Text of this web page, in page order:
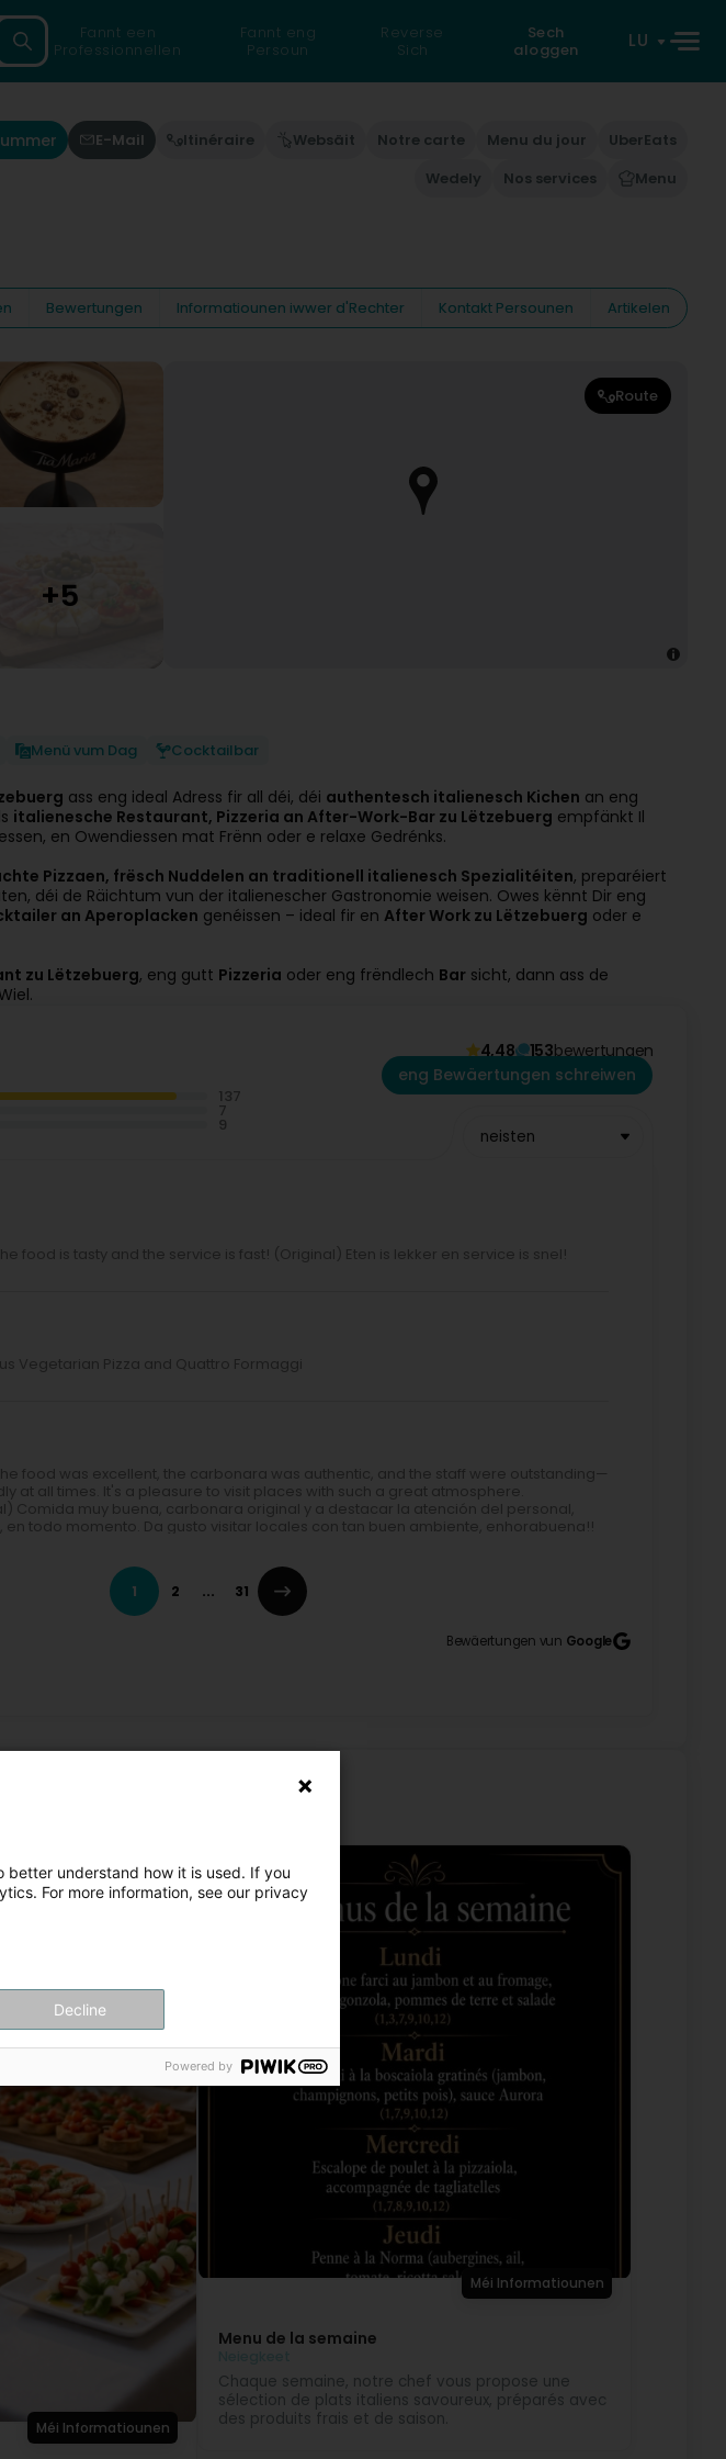
Fannt een
Professionnellen
Fannt eng
Persoun
Reverse
Sich
Sech
aloggen
LU
E-Mail Itinéraire Websäit Notre carte Menu du jour
UberEats
Wedely
Nos services Menu
Bewertungen Informatiounen iwwer d'Rechter Kontakt Persounen
Artikelen
Route
Menü vum Dag Cocktailbar
ass eng ideal Adress fir all déi, déi authentesch italienesch Kichen an eng
italienesche Restaurant, Pizzeria an After-Work-Bar zu Lëtzebuerg empfänkt Il
en Owendiessen mat Frënn oder e relaxe Gedrénks.
Pizzaen, frësch Nuddelen an traditionell italienesch Spezialitéiten, preparéiert
déi de Räichtum vun der italienescher Gastronomie weisen. Owes kënnt Dir eng
an Aperoplacken genéissen – ideal fir en After Work zu Lëtzebuerg oder e
zu Lëtzebuerg, eng gutt Pizzeria oder eng frëndlech Bar sicht, dann ass de
4,48 153bewertungen
eng Bewäertungen schreiwen
neisten
food is tasty and the service is fast! (Original) Eten is lekker en service is snel!
Vegetarian Pizza and Quattro Formaggi
food was excellent, the carbonara was authentic, and the staff were outstanding—
at all times. It's a pleasure to visit places with such a great atmosphere.
Comida muy buena, carbonara original y a destacar la atención del personal,
en todo momento. Da gusto visitar locales con tan buen ambiente, enhorabuena!!
everything was fantastic. Highly recommended! 😄 (Original) Die Pizza Schinken-
1 2 ... 31
Bewäertungen vun Google
Méi Informatiounen
Méi Informatiounen
Menu de la semaine
Chaque semaine, notre chef vous propose une
sélection de plats italiens savoureux, préparés avec
des produits frais et de saison.
better understand how it is used. If you
For more information, see our privacy
Decline
Powered by